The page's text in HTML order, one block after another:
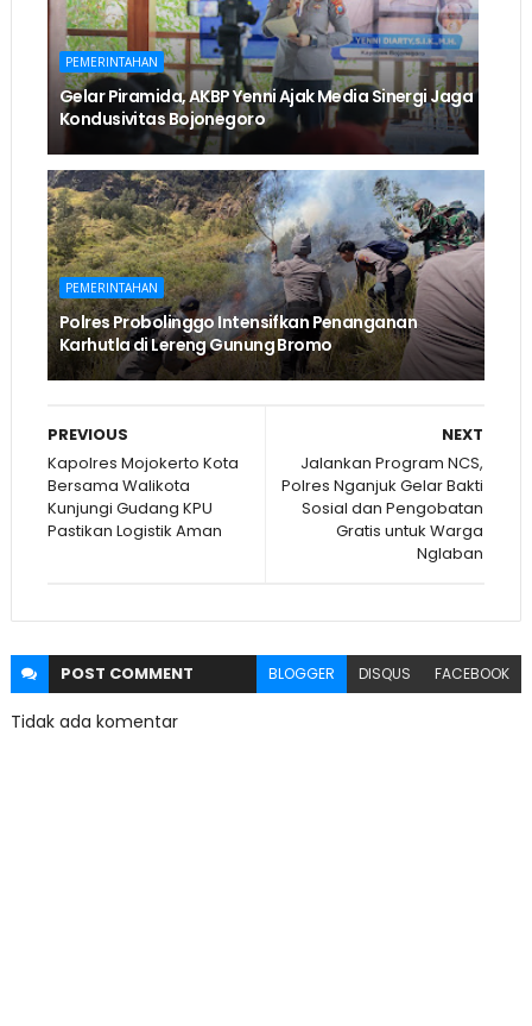
PEMERINTAHAN
Gelar Piramida, AKBP Yenni Ajak Media Sinergi Jaga
Kondusivitas Bojonegoro
PEMERINTAHAN
Polres Probolinggo Intensifkan Penanganan
Karhutla di Lereng Gunung Bromo
NEXT
Jalankan Program NCS,
Polres Nganjuk Gelar Bakti
Sosial dan Pengobatan
Gratis untuk Warga
Nglaban
PREVIOUS
Kapolres Mojokerto Kota
Bersama Walikota
Kunjungi Gudang KPU
Pastikan Logistik Aman
POST COMMENT BLOGGER DISQUS FACEBOOK
Tidak ada komentar